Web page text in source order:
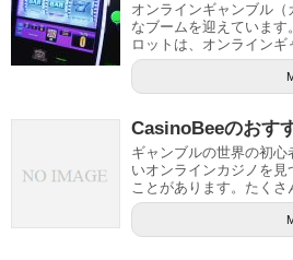
オンラインギャンブル（
なブームを迎えていま
ロットは、オンライン
CasinoBeeのおす
ギャンブルの世界の初
いオンラインカジノを
ことがあります。たく